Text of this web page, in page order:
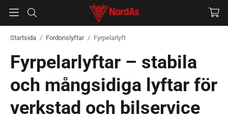
Startsida / Fordonslyftar / Fyrpelarlyft
Fyrpelarlyftar – stabila
och mångsidiga lyftar för
verkstad och bilservice